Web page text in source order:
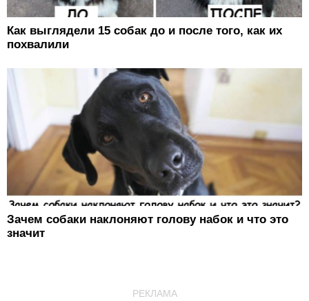
Как выглядели 15 собак до и после того, как их
похвалили
Зачем собаки наклоняют голову набок и что это
значит
РЕКЛАМА